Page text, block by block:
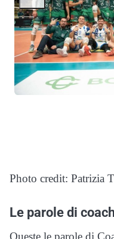
Photo credit: Patrizia
Le parole di